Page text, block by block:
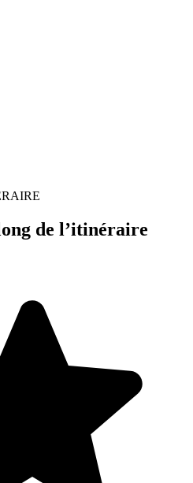
de l’itinéraire